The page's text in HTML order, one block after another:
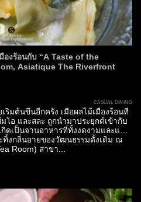
องร้อนกับ “A Taste of the
Asiatique The Riverfront
CASUAL DINING
ริ่มต้นขึ้นอีกครั้ง เมื่อผลไม้เมืองร้อนที่
โอ และสละ ถูกนำมาประยุกต์เข้ากับ
ดเป็นจานอาหารที่ทั้งงดงามและแฝง
ทิ้งกลิ่นอายของวัฒนธรรมดั้งเดิม ณ
Room) สาขา...